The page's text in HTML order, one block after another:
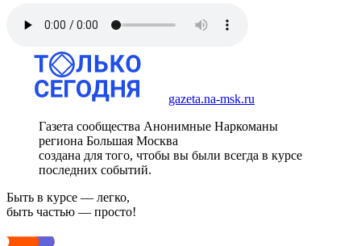
gazeta.na-msk.ru
Газета сообщества Анонимные Наркоманы
региона Большая Москва
создана для того, чтобы вы были всегда в курсе
последних событий.
Быть в курсе — легко,
быть частью — просто!